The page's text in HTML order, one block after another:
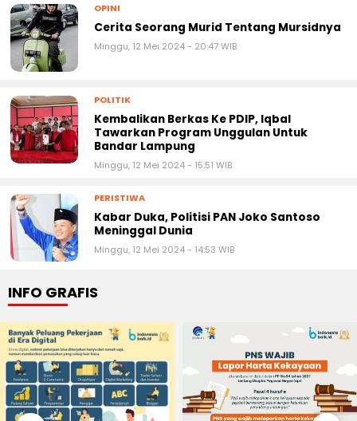
OPINI
Cerita Seorang Murid Tentang Mursidnya
Minggu, 12 Mei 2024 - 20:47 WIB
POLITIK
Kembalikan Berkas Ke PDIP, Iqbal
Tawarkan Program Unggulan Untuk
Bandar Lampung
Minggu, 12 Mei 2024 - 15:51 WIB
PERISTIWA
Kabar Duka, Politisi PAN Joko Santoso
Meninggal Dunia
Minggu, 12 Mei 2024 - 14:53 WIB
INFO GRAFIS